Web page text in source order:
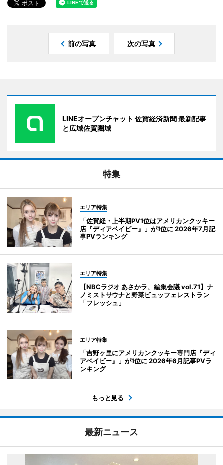
前の写真 次の写真
LINEオープンチャット 佐賀経済新聞 最新記事
と広域佐賀圏域
特集
エリア特集
「佐賀経・上半期PV1位はアメリカンクッキー
店『ディアベイビー』」が1位に 2026年7月記
事PVランキング
エリア特集
【NBCラジオ あさかラ、編集会議 vol.71】ナ
ノミストサウナと野菜ビュッフェレストラン
「フレッシュ」
エリア特集
「吉野ヶ里にアメリカンクッキー専門店『ディ
アベイビー』」が1位に 2026年6月記事PVラ
ンキング
もっと見る
最新ニュース